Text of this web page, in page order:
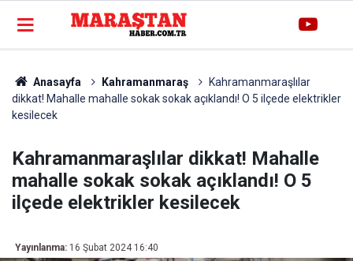
Anasayfa Kahramanmaraş
Kahramanmaraşlılar
dikkat! Mahalle mahalle sokak sokak açıklandı! O 5 ilçede elektrikler
kesilecek
Kahramanmaraşlılar dikkat! Mahalle
mahalle sokak sokak açıklandı! O 5
ilçede elektrikler kesilecek
Yayınlanma: 16 Şubat 2024 16:40